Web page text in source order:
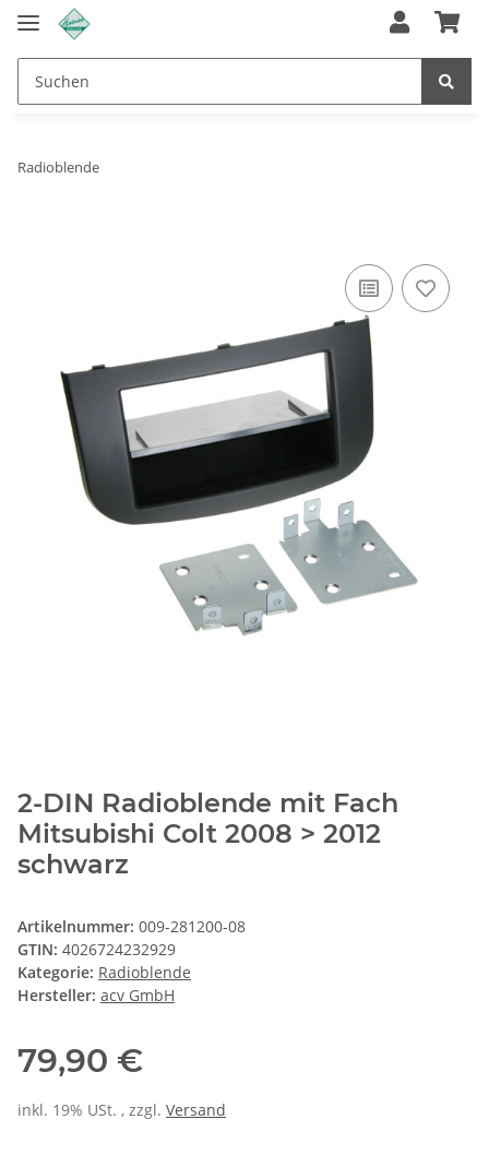
Radioblende
2-DIN Radioblende mit Fach
Mitsubishi Colt 2008 > 2012
schwarz
Artikelnummer: 009-281200-08
GTIN: 4026724232929
Kategorie: Radioblende
Hersteller: acv GmbH
79,90 €
inkl. 19% USt. , zzgl. Versand